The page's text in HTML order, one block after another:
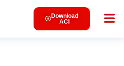
Download
ACI